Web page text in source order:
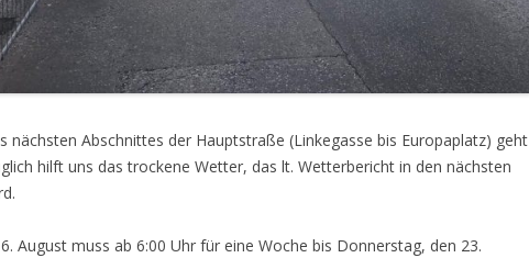
nächsten Abschnittes der Hauptstraße (Linkegasse bis Europaplatz) geht
hilft uns das trockene Wetter, das lt. Wetterbericht in den nächsten
August muss ab 6:00 Uhr für eine Woche bis Donnerstag, den 23.